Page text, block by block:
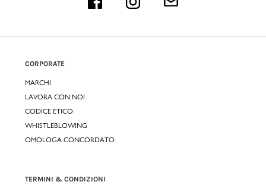
CORPORATE
MARCHI
LAVORA CON NOI
CODICE ETICO
WHISTLEBLOWING
OMOLOGA CONCORDATO
TERMINI & CONDIZIONI